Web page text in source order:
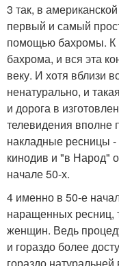
3 так, в
первый и самый
помощью бахромы. К
бахрома, и вся эта
веку. И хотя вблизи
ненатурально, и
и дорога в
телевидения вполне
накладные ресницы
кинодив и "в Народ"
начале 50-х.
4 именно в 50-е
наращенных ресниц,
женщин. Ведь
и гораздо более
гораздо